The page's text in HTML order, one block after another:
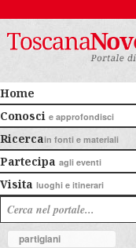
Home
Conosci e approfondisci
Ricercain fonti e materiali
Partecipa agli eventi
Visita luoghi e itinerari
partigiani